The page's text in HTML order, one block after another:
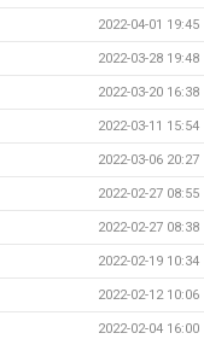
2022-04-01 19:45
2022-03-28 19:48
2022-03-20 16:38
2022-03-11 15:54
2022-03-06 20:27
2022-02-27 08:55
2022-02-27 08:38
2022-02-19 10:34
2022-02-12 10:06
2022-02-04 16:00